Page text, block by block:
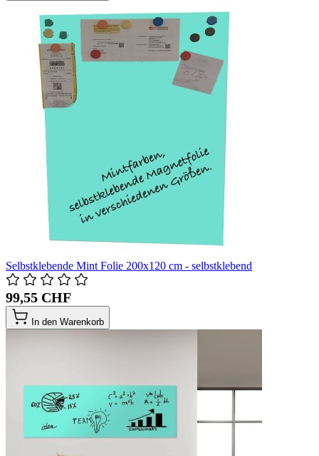
Selbstklebende Mint Folie 200x120 cm - selbstklebend
99,55 CHF
In den Warenkorb